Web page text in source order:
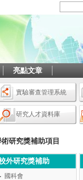
亮點文章
實驗審查管理系統
研究人才資料庫
研究獎補助項目
外研究獎補助
國科會